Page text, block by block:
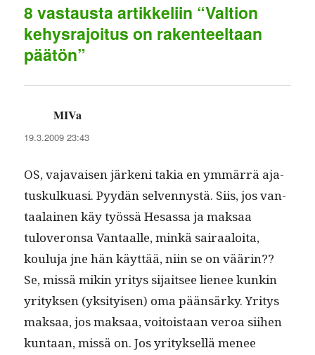
8 vastausta artikkeliin “Valtion
kehysrajoitus on rakenteeltaan
päätön”
MIVa
19.3.2009 23:43
OS, vajavaisen järkeni takia en ymmär­rä aja­
tuskulkuasi. Pyy­dän sel­ven­nys­tä. Siis, jos van­
taalainen käy työssä Hesas­sa ja mak­saa
tuloveron­sa Van­taalle, minkä sairaaloi­ta,
koulu­ja jne hän käyt­tää, niin se on väärin??
Se, mis­sä mikin yri­tys sijait­see lie­nee kunkin
yri­tyk­sen (yksi­tyisen) oma pään­särky. Yri­tys
mak­saa, jos mak­saa, voitois­taan veroa siihen
kun­taan, mis­sä on. Jos yri­tyk­sel­lä menee